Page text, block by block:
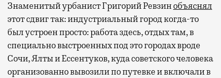
Знаменитый урбанист Григорий Ревзинобъяснял
этот сдвиг так: индустриальный город когда-то
был устроен просто: работа здесь, отдых там, в
специально выстроенных под это городах вроде
Сочи, Ялты и Ессентуков, куда советского человека
организованно вывозили по путевке и включали в